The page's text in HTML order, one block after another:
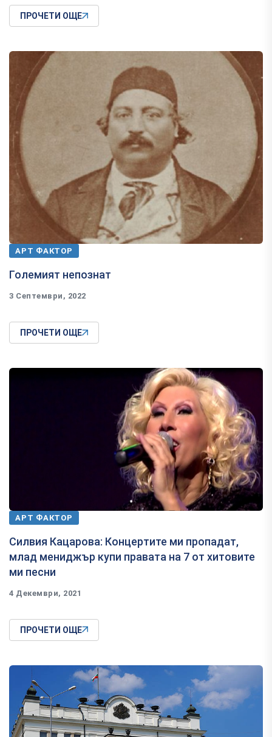
ПРОЧЕТИ ОЩЕ
АРТ ФАКТОР
Големият непознат
3 Септември, 2022
ПРОЧЕТИ ОЩЕ
АРТ ФАКТОР
Силвия Кацарова: Концертите ми пропадат,
млад мениджър купи правата на 7 от хитовите
ми песни
4 Декември, 2021
ПРОЧЕТИ ОЩЕ